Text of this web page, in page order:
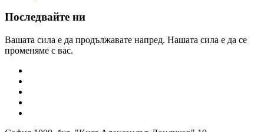
Последвайте ни
Вашата сила е да продължавате напред. Нашата сила е да се
променяме с вас.